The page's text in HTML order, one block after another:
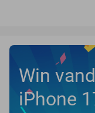
Win
iPhone